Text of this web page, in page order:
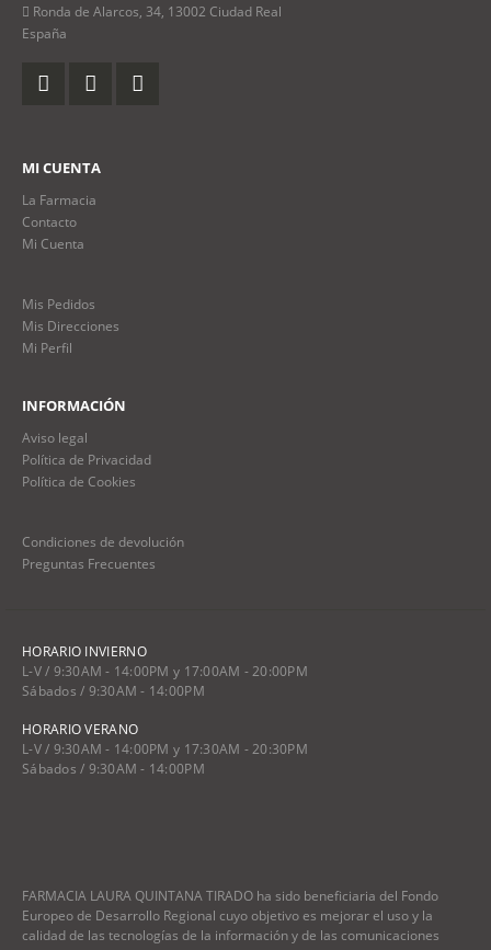
Ronda de Alarcos, 34, 13002 Ciudad Real
España
MI CUENTA
La Farmacia
Contacto
Mi Cuenta
Mis Pedidos
Mis Direcciones
Mi Perfil
INFORMACIÓN
Aviso legal
Política de Privacidad
Política de Cookies
Condiciones de devolución
Preguntas Frecuentes
HORARIO INVIERNO
L-V / 9:30AM - 14:00PM y 17:00AM - 20:00PM
Sábados / 9:30AM - 14:00PM
HORARIO VERANO
L-V / 9:30AM - 14:00PM y 17:30AM - 20:30PM
Sábados / 9:30AM - 14:00PM
FARMACIA LAURA QUINTANA TIRADO ha sido beneficiaria del Fondo
Europeo de Desarrollo Regional cuyo objetivo es mejorar el uso y la
calidad de las tecnologías de la información y de las comunicaciones